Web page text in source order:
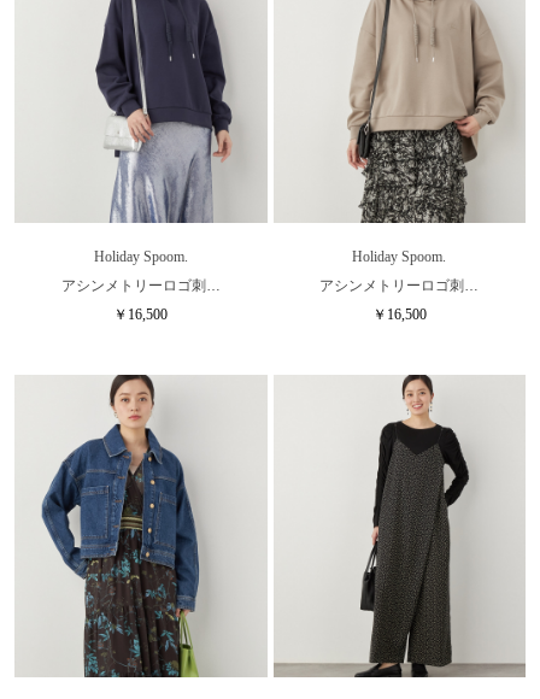
Holiday Spoom.
アシンメトリーロゴ刺…
￥16,500
Holiday Spoom.
アシンメトリーロゴ刺…
￥16,500